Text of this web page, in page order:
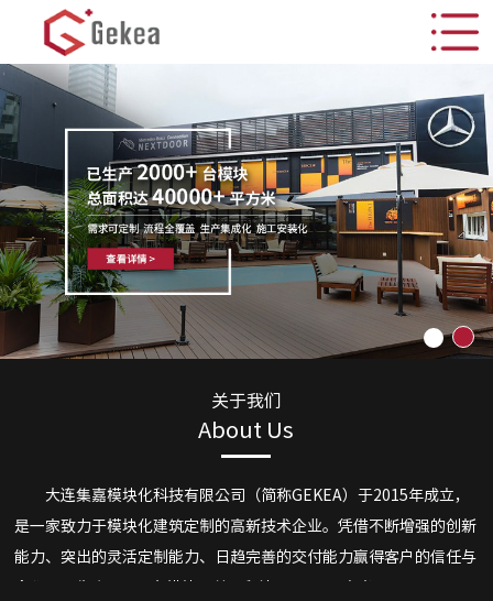
关于我们
About Us
大连集嘉模块化科技有限公司（简称GEKEA）于2015年成立，
是一家致力于模块化建筑定制的高新技术企业。凭借不断增强的创新
能力、突出的灵活定制能力、日趋完善的交付能力赢得客户的信任与